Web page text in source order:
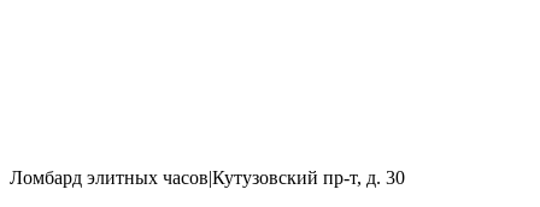
Ломбард элитных часов|Кутузовский пр-т, д. 30